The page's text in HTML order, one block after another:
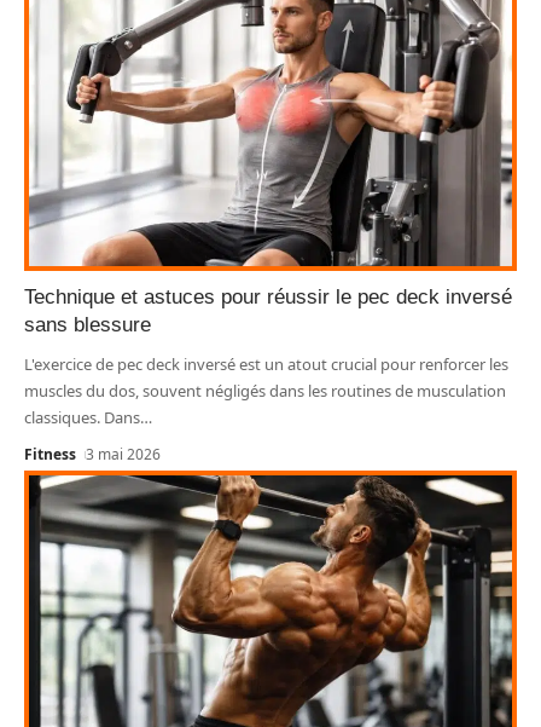
Technique et astuces pour réussir le pec deck inversé
sans blessure
L'exercice de pec deck inversé est un atout crucial pour renforcer les
muscles du dos, souvent négligés dans les routines de musculation
classiques. Dans…
Fitness 3 mai 2026